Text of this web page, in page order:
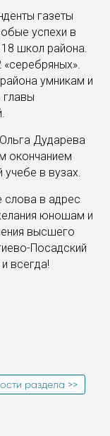
газеты
успехи в
18 школ района.
«серебряных».
умникам и
главы
Дударева
окончанием
в вузах.
слова в адрес
юношам и
высшего
Посадский
всегда!
раздела >>